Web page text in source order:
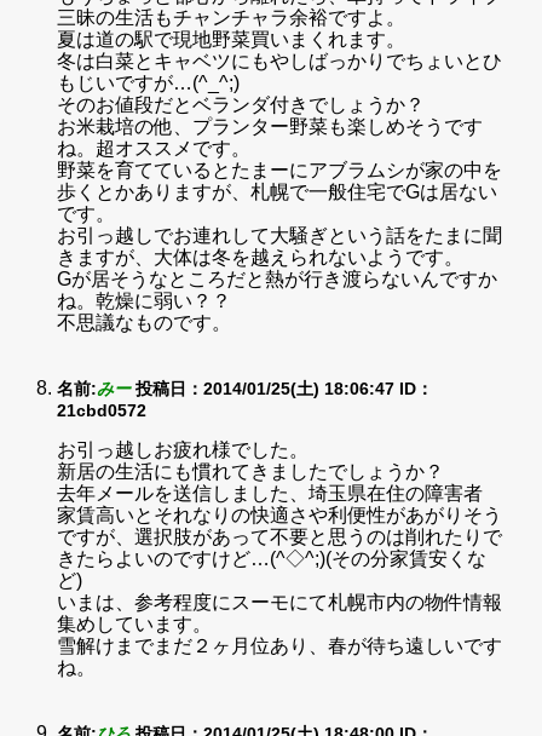
三昧の生活もチャンチャラ余裕ですよ。
夏は道の駅で現地野菜買いまくれます。
冬は白菜とキャベツにもやしばっかりでちょいとひ
もじいですが…(^_^;)
そのお値段だとベランダ付きでしょうか？
お米栽培の他、プランター野菜も楽しめそうです
ね。超オススメです。
野菜を育てているとたまーにアブラムシが家の中を
歩くとかありますが、札幌で一般住宅でGは居ない
です。
お引っ越しでお連れして大騒ぎという話をたまに聞
きますが、大体は冬を越えられないようです。
Gが居そうなところだと熱が行き渡らないんですか
ね。乾燥に弱い？？
不思議なものです。
名前:みー 投稿日：2014/01/25(土) 18:06:47 ID：
21cbd0572
お引っ越しお疲れ様でした。
新居の生活にも慣れてきましたでしょうか？
去年メールを送信しました、埼玉県在住の障害者
家賃高いとそれなりの快適さや利便性があがりそう
ですが、選択肢があって不要と思うのは削れたりで
きたらよいのですけど…(^◇^;)(その分家賃安くな
ど)
いまは、参考程度にスーモにて札幌市内の物件情報
集めしています。
雪解けまでまだ２ヶ月位あり、春が待ち遠しいです
ね。